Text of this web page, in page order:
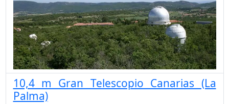
10,4 m Gran Telescopio Canarias (La
Palma)